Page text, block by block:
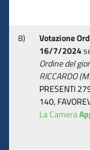
8) Votazione
16/7/2024
Ordine del
RICCARDO
PRESENTI
140,
La Camera